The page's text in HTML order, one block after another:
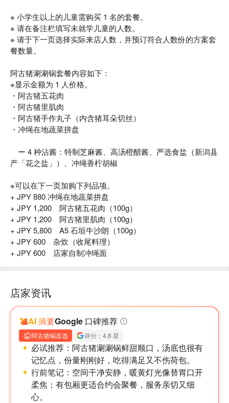
※ 小学生以上的儿童需购买 1 名的套餐。
※ 请在备注栏填写未就学儿童的人数。
※ 请于下一页选择实际来店人数，并预订符合人数份的方案套
餐数量。
阿古猪涮涮锅套餐内容如下：
※显示金额为 1 人价格。
・阿古猪五花肉
・阿古猪里肌肉
・阿古猪手作丸子（内含猪耳朵切丝）
・冲绳在地蔬菜拼盘
ー 4 种沾酱：特制芝麻酱、高汤橙醋酱、严选食盐（新潟县
产「花之盐」）、冲绳香柠胡椒
※可以在下一页加购下列品项。
+ JPY 880 冲绳在地蔬菜拼盘
+ JPY 1,200 阿古猪五花肉（100g）
+ JPY 1,200 阿古猪里肌肉（100g）
+ JPY 5,800 A5 石垣牛沙朗（100g）
+ JPY 600 杂炊（收尾料理）
+ JPY 600 店家自制冲绳面
店家资讯
AI 摘要Google 口碑推荐
阿古猪锅首选 评分：4.8 星
必试推荐： 阿古猪涮涮锅鲜甜顺口，汤底也很有
记忆点，份量刚刚好，吃得满足又不伤荷包。
行前笔记： 空间干净安静，暖黄灯光像替胃口开
柔焦；有包厢更适合约会聚餐，服务亲切又细
心。